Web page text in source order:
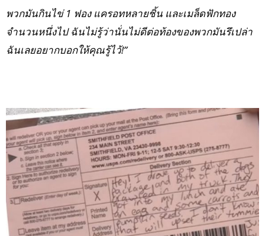
พวกมันกินไข่ 1 ฟอง แครอทหลายชิ้น และเมล็ดฟักทอง
จำนวนหนึ่งไป ฉันไม่รู้ว่านั่นไม่ดีต่อท้องของพวกมันรึเปล่า
ฉันเลยอยากบอกให้คุณรู้ไว้!”